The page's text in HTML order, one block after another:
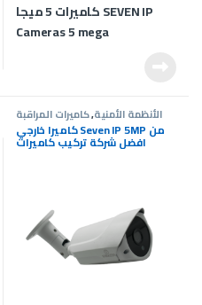
الأنظمة الأمنية,كاميرات المراقبة
كاميرا خارجي Seven IP 5MP من
افضل شركة تركيب كاميرات
مراقبة |Seven Cameras